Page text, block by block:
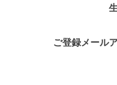
ご登録メール